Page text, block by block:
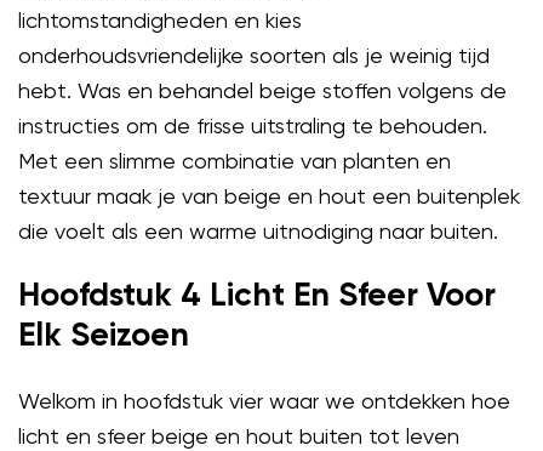
lichtomstandigheden en kies
onderhoudsvriendelijke soorten als je weinig tijd
hebt. Was en behandel beige stoffen volgens de
instructies om de frisse uitstraling te behouden.
Met een slimme combinatie van planten en
textuur maak je van beige en hout een buitenplek
die voelt als een warme uitnodiging naar buiten.
Hoofdstuk 4 Licht En Sfeer Voor
Elk Seizoen
Welkom in hoofdstuk vier waar we ontdekken hoe
licht en sfeer beige en hout buiten tot leven